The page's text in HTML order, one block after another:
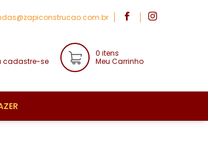
cadastre-se
0 itens
Meu Carrinho